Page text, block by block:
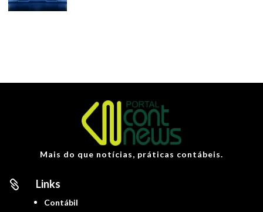
Mais do que notícias, práticas contábeis.
 Links
Contábil